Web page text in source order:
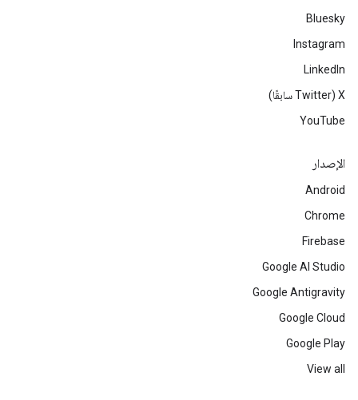
Bluesky
Instagram
LinkedIn
‫X ‏(Twitter سابقًا)
YouTube
الإصدار
Android
Chrome
Firebase
Google AI Studio
Google Antigravity
Google Cloud
Google Play
View all